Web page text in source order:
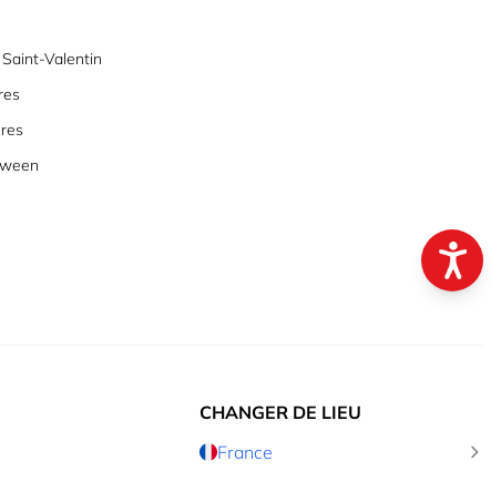
Valentin
CHANGER DE LIEU
France